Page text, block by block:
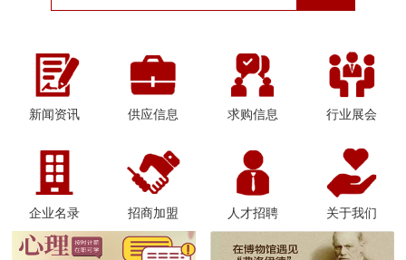
新闻资讯 供应信息 求购信息 行业展会
企业名录 招商加盟 人才招聘 关于我们